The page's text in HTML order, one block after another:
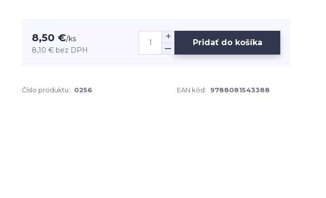
8,50 €/ks
8,10 € bez DPH
Pridať do košíka
Číslo produktu: 0256 EAN kód: 9788081543388